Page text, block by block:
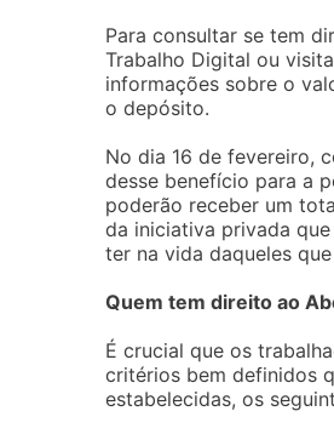
Para consultar se tem
Trabalho Digital ou
informações sobre o
o depósito.
No dia 16 de fevereiro,
desse benefício para a
poderão receber um
da iniciativa privada
ter na vida daqueles
Quem tem direito ao
É crucial que os
critérios bem definidos
estabelecidas, os